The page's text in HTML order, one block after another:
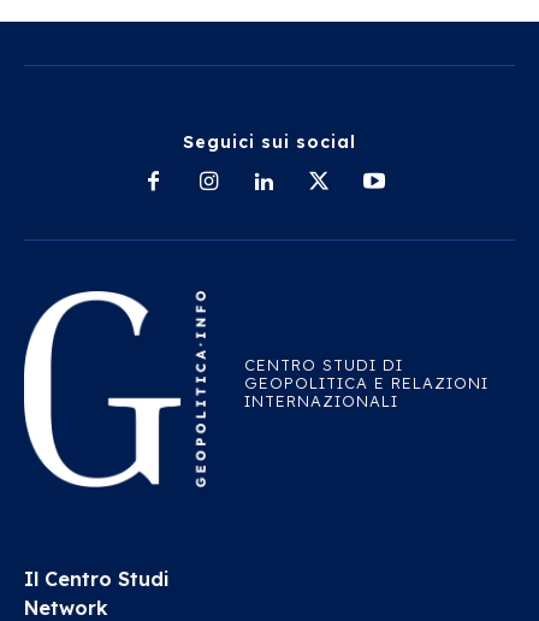
Seguici sui social
CENTRO STUDI DI
GEOPOLITICA E RELAZIONI
INTERNAZIONALI
Il Centro Studi
Network